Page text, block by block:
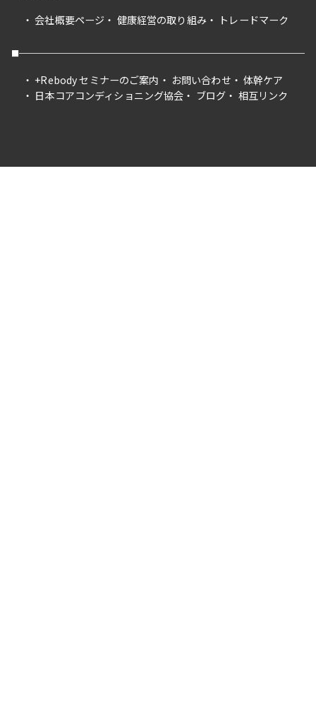
会社概要ページ
健康経営の取り組み トレードマーク
+Rebody セミナーのご案内 お問い合わせ
体幹ケア
日本コアコンディショニング協会
ブログ 相互リンク